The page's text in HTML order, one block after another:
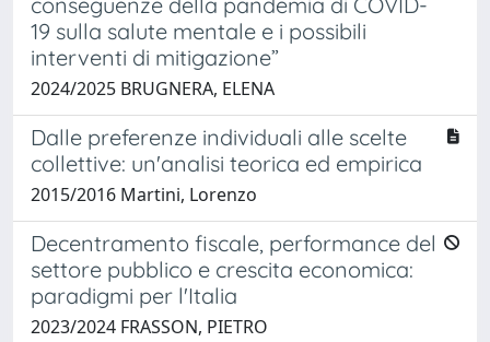
19 sulla salute mentale e i possibili
interventi di mitigazione”
2024/2025 BRUGNERA, ELENA
Dalle preferenze individuali alle scelte
collettive: un'analisi teorica ed empirica
2015/2016 Martini, Lorenzo
Decentramento fiscale, performance del
settore pubblico e crescita economica:
paradigmi per l'Italia
2023/2024 FRASSON, PIETRO